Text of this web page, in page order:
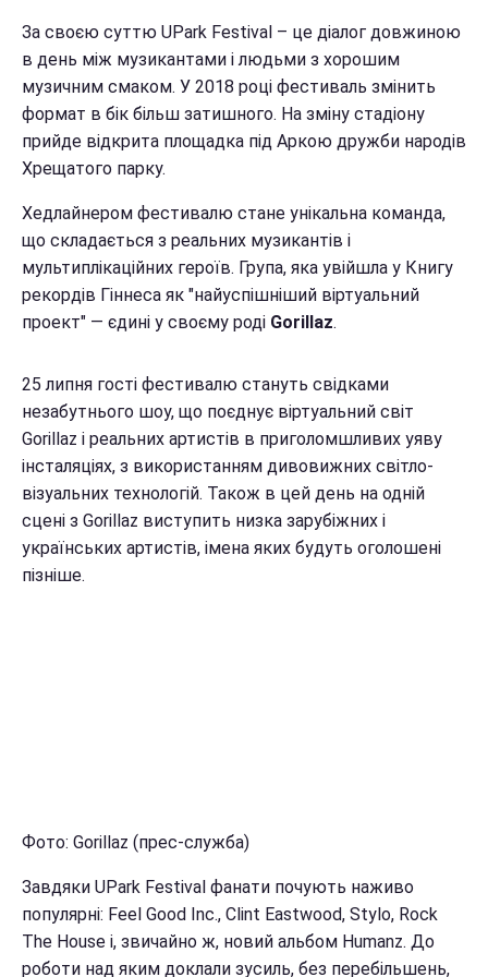
За своєю суттю UPark Festival – це діалог довжиною
в день між музикантами і людьми з хорошим
музичним смаком. У 2018 році фестиваль змінить
формат в бік більш затишного. На зміну стадіону
прийде відкрита площадка під Аркою дружби народів
Хрещатого парку.
Хедлайнером фестивалю стане унікальна команда,
що складається з реальних музикантів і
мультиплікаційних героїв. Група, яка увійшла у Книгу
рекордів Гіннеса як "найуспішніший віртуальний
проект" — єдині у своєму роді Gorillaz.
25 липня гості фестивалю стануть свідками
незабутнього шоу, що поєднує віртуальний світ
Gorillaz і реальних артистів в приголомшливих уяву
інсталяціях, з використанням дивовижних світло-
візуальних технологій. Також в цей день на одній
сцені з Gorillaz виступить низка зарубіжних і
українських артистів, імена яких будуть оголошені
пізніше.
Фото: Gorillaz (прес-служба)
Завдяки UPark Festival фанати почують наживо
популярні: Feel Good Inc., Clint Eastwood, Stylo, Rock
The House і, звичайно ж, новий альбом Humanz. До
роботи над яким доклали зусиль, без перебільшень,